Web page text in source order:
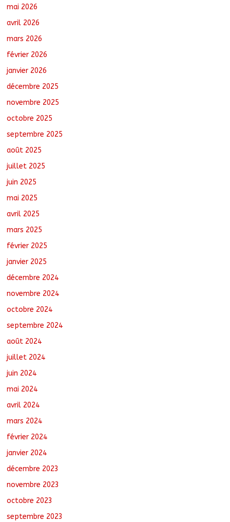
mai 2026
avril 2026
mars 2026
février 2026
janvier 2026
décembre 2025
novembre 2025
octobre 2025
septembre 2025
août 2025
juillet 2025
juin 2025
mai 2025
avril 2025
mars 2025
février 2025
janvier 2025
décembre 2024
novembre 2024
octobre 2024
septembre 2024
août 2024
juillet 2024
juin 2024
mai 2024
avril 2024
mars 2024
février 2024
janvier 2024
décembre 2023
novembre 2023
octobre 2023
septembre 2023